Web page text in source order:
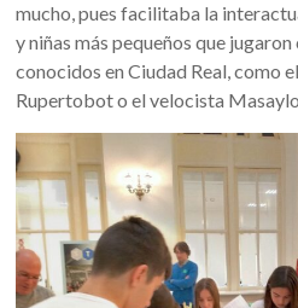
mucho, pues facilitaba la
y niñas más pequeños que
conocidos en Ciudad Real, como
Rupertobot o el velocista